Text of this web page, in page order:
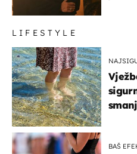
LIFESTYLE
BAŠ